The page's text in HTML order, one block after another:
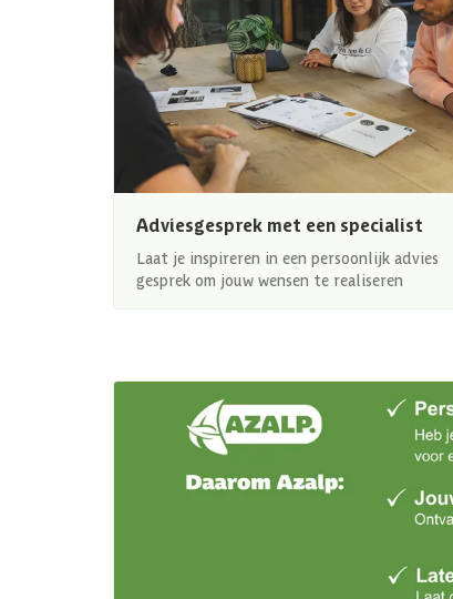
Adviesgesprek met een specialist
Laat je inspireren in een persoonlijk advies
gesprek om jouw wensen te realiseren